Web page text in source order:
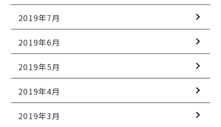
2019年7月
2019年6月
2019年5月
2019年4月
2019年3月